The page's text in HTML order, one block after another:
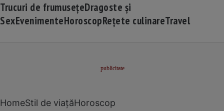
Trucuri de frumusețeDragoste și
SexEvenimenteHoroscopRețete culinareTravel
HomeStil de viațăHoroscop